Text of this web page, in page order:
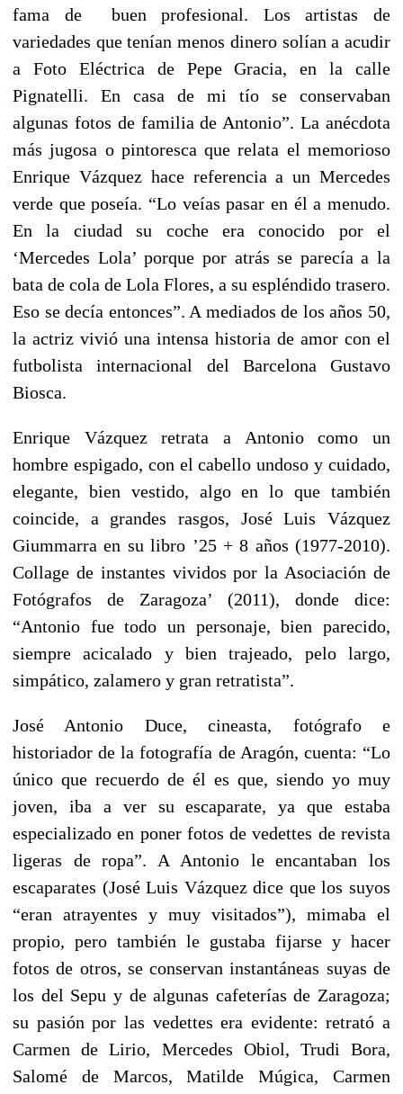
fama de buen profesional. Los artistas de
variedades que tenían menos dinero solían a acudir
a Foto Eléctrica de Pepe Gracia, en la calle
Pignatelli. En casa de mi tío se conservaban
algunas fotos de familia de Antonio”. La anécdota
más jugosa o pintoresca que relata el memorioso
Enrique Vázquez hace referencia a un Mercedes
verde que poseía. “Lo veías pasar en él a menudo.
En la ciudad su coche era conocido por el
‘Mercedes Lola’ porque por atrás se parecía a la
bata de cola de Lola Flores, a su espléndido trasero.
Eso se decía entonces”. A mediados de los años 50,
la actriz vivió una intensa historia de amor con el
futbolista internacional del Barcelona Gustavo
Biosca.
Enrique Vázquez retrata a Antonio como un
hombre espigado, con el cabello undoso y cuidado,
elegante, bien vestido, algo en lo que también
coincide, a grandes rasgos, José Luis Vázquez
Giummarra en su libro ’25 + 8 años (1977-2010).
Collage de instantes vividos por la Asociación de
Fotógrafos de Zaragoza’ (2011), donde dice:
“Antonio fue todo un personaje, bien parecido,
siempre acicalado y bien trajeado, pelo largo,
simpático, zalamero y gran retratista”.
José Antonio Duce, cineasta, fotógrafo e
historiador de la fotografía de Aragón, cuenta: “Lo
único que recuerdo de él es que, siendo yo muy
joven, iba a ver su escaparate, ya que estaba
especializado en poner fotos de vedettes de revista
ligeras de ropa”. A Antonio le encantaban los
escaparates (José Luis Vázquez dice que los suyos
“eran atrayentes y muy visitados”), mimaba el
propio, pero también le gustaba fijarse y hacer
fotos de otros, se conservan instantáneas suyas de
los del Sepu y de algunas cafeterías de Zaragoza;
su pasión por las vedettes era evidente: retrató a
Carmen de Lirio, Mercedes Obiol, Trudi Bora,
Salomé de Marcos, Matilde Múgica, Carmen